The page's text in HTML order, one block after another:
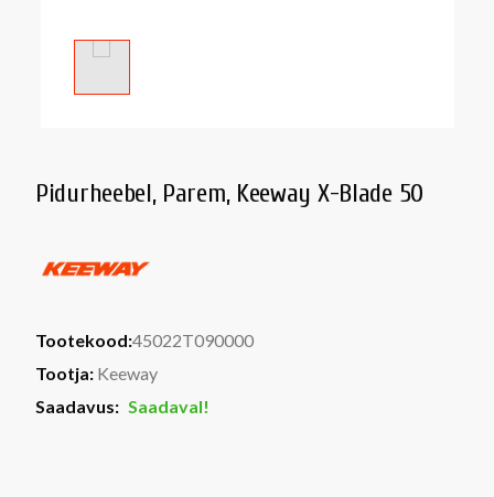
Pidurheebel, Parem, Keeway X-Blade 50
Tootekood:45022T090000
Tootja: Keeway
Saadavus: Saadaval!